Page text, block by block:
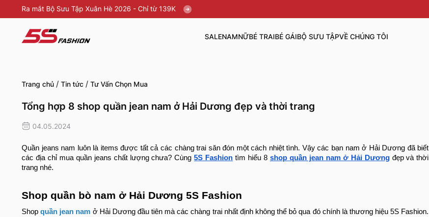
Ra mắt Bộ Sưu Tập Xuân Hè 2026 - Chỉ từ 139K
SALENAMNỮBÉ TRAIBÉ GÁIBỘ SƯU TẬPVỀ CHÚNG TÔI
Trang chủ / Tin tức / Tư Vấn Chọn Mua
Tổng hợp 8 shop quần jean nam ở Hải Dương đẹp và thời trang
04.05.2024
Quần jeans nam luôn là items được tất cả các chàng trai săn đón một cách nhiệt tình. Vậy các bạn nam ở Hải Dương đã biết
các địa chỉ mua quần jeans chất lượng chưa? Cùng5S Fashion tìm hiểu 8 shop quần jean nam ở Hải Dươngđẹp và thời
trang nhé.
Shop quần bò nam ở Hải Dương 5S Fashion
Shopquần jean nam ở Hải Dương đầu tiên mà các chàng trai nhất định không thể bỏ qua đó chính là thương hiệu 5S Fashion.